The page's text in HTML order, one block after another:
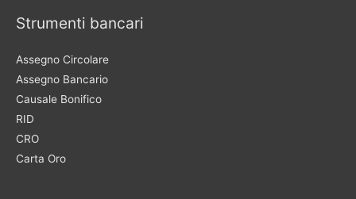
Strumenti bancari
Assegno Circolare
Assegno Bancario
Causale Bonifico
RID
CRO
Carta Oro